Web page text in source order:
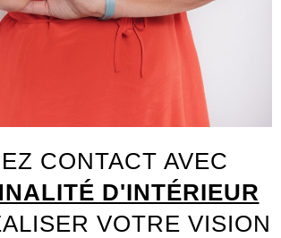
CONTACT AVEC
D'INTÉRIEUR
VOTRE VISION